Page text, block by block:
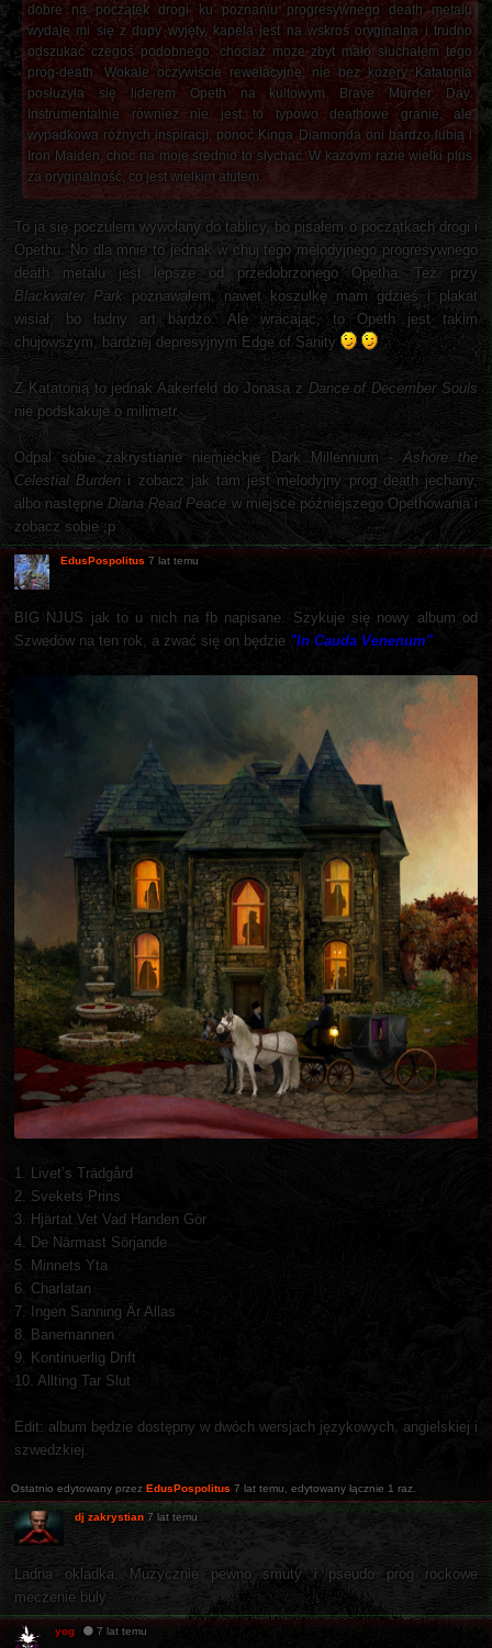
dobre na początek drogi ku poznaniu progresywnego death metalu
wydaje mi się z dupy wyjęty, kapela jest na wskroś oryginalna i trudno
odszukać czegoś podobnego, chociaż może zbyt mało słuchałem tego
prog-death. Wokale oczywiście rewelacyjne, nie bez kozery Katatonia
posłuzyła się liderem Opeth na kultowym Brave Murder Day.
Instrumentalnie również nie jest to typowo deathowe granie, ale
wypadkowa różnych inspiracji, ponoć Kinga Diamonda oni bardzo lubią i
Iron Maiden, choć na moje srednio to słychać. W kazdym razie wielki plus
za oryginalność, co jest wielkim atutem.
To ja się poczułem wywołany do tablicy, bo pisałem o początkach drogi i
Opethu. No dla mnie to jednak w chuj tego melodyjnego progresywnego
death metalu jest lepsze od przedobrzonego Opetha. Też przy
Blackwater Park poznawałem, nawet koszulkę mam gdzieś i plakat
wisiał, bo ładny art bardzo. Ale wracając, to Opeth jest takim
chujowszym, bardziej depresyjnym Edge of Sanity
Z Katatonią to jednak Aakerfeld do Jonasa z Dance of December Souls
nie podskakuje o milimetr.
Odpal sobie zakrystianie niemieckie Dark Millennium - Ashore the
Celestial Burden i zobacz jak tam jest melodyjny prog death jechany,
albo następne Diana Read Peace w miejsce późniejszego Opethowania i
zobacz sobie ;p
EdusPospolitus 7 lat temu
BIG NJUS jak to u nich na fb napisane. Szykuje się nowy album od
Szwedów na ten rok, a zwać się on będzie "In Cauda Venenum"
1. Livet’s Trädgård
2. Svekets Prins
3. Hjärtat Vet Vad Handen Gör
4. De Närmast Sörjande
5. Minnets Yta
6. Charlatan
7. Ingen Sanning Är Allas
8. Banemannen
9. Kontinuerlig Drift
10. Allting Tar Slut
Edit: album będzie dostępny w dwóch wersjach językowych, angielskiej i
szwedzkiej.
Ostatnio edytowany przez EdusPospolitus 7 lat temu , edytowany łącznie 1 raz.
dj zakrystian 7 lat temu
Ladna okladka. Muzycznie pewno smuty i pseudo prog rockowe
meczenie buly.
yog 7 lat temu